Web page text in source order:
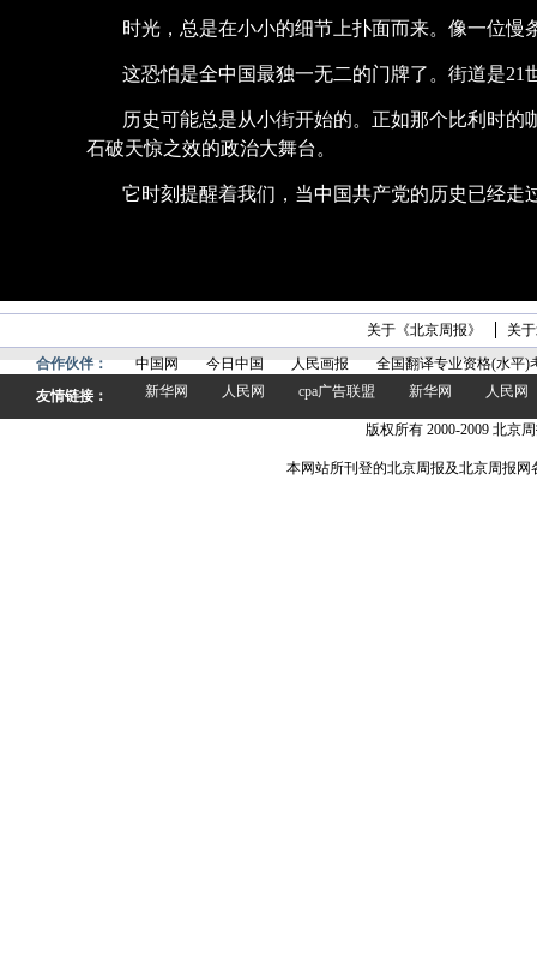
时光，总是在小小的细节上扑面而来。像一位
这恐怕是全中国最独一无二的门牌了。街道是
历史可能总是从小街开始的。正如那个比利时
石破天惊之效的政治大舞台。
它时刻提醒着我们，当中国共产党的历史已经走
关于《北京周报》
关
合作伙伴：
中国网 今日中国 人民画报
全国翻译专业资格(水平)
友情链接：
新华网 人民网 cpa广告联盟 新华网 人民网
版权所有 2000-2009 北京
本网站所刊登的北京周报及北京周报